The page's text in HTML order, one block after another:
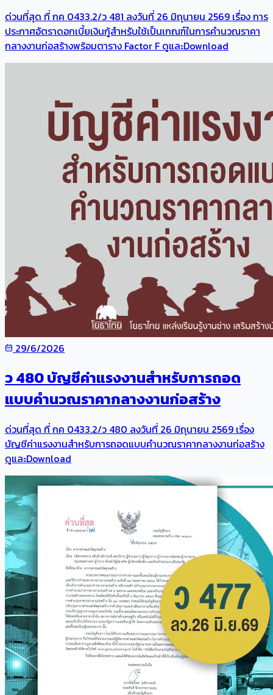
ด่วนที่สุด ที่ กค 0433.2/ว 481 ลงวันที่ 26 มิถุนายน 2569 เรื่อง การ
ประกาศอัตราดอกเบี้ยเงินกู้สำหรับใช้เป็นเกณฑ์ในการคำนวณราคา
กลางงานก่อสร้างพร้อมตาราง Factor F ดูและDownload
29/6/2026
ว 480 บัญชีค่าแรงงานสำหรับการถอด
แบบคำนวณราคากลางงานก่อสร้าง
ด่วนที่สุด ที่ กค 0433.2/ว 480 ลงวันที่ 26 มิถุนายน 2569 เรื่อง
บัญชีค่าแรงงานสำหรับการถอดแบบคำนวณราคากลางงานก่อสร้าง
ดูและDownload